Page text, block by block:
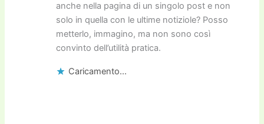
anche nella pagina di un singolo post e non
solo in quella con le ultime notiziole? Posso
metterlo, immagino, ma non sono così
convinto dell’utilità pratica.
Caricamento...